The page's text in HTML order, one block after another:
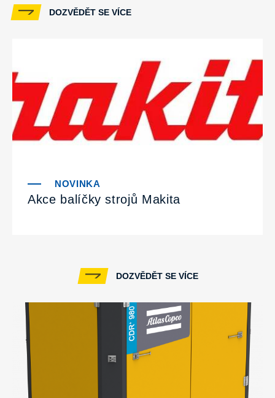
DOZVĚDĚT SE VÍCE
Akce balíčky strojů Makita
DOZVĚDĚT SE VÍCE